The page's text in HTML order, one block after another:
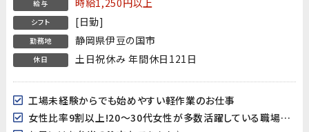
給与
シフト [日勤]
勤務地 静岡県伊豆の国市
休日 土日祝休み 年間休日121日
工場未経験からでも始めやすい軽作業のお仕事
女性比率9割以上!20～30代女性が多数活躍している職場です♪